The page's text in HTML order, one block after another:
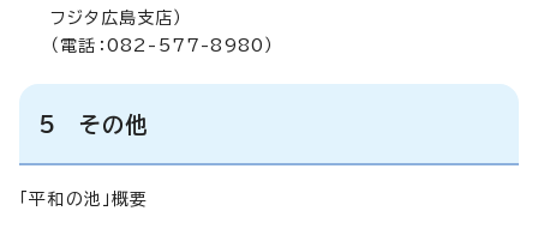
フジタ広島支店）
（電話：082-577-8980）
5 その他
「平和の池」概要